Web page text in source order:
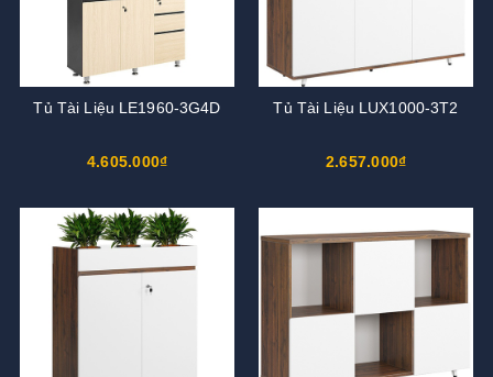
Tủ Tài Liệu LE1960-3G4D
4.605.000₫
Tủ Tài Liệu LUX1000-3T2
2.657.000₫